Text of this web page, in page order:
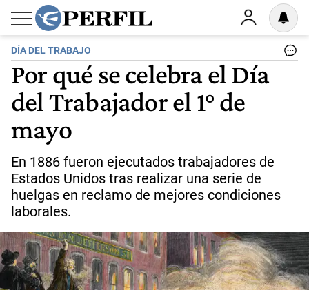
DÍA DEL TRABAJO
Por qué se celebra el Día
del Trabajador el 1° de
mayo
En 1886 fueron ejecutados trabajadores de
Estados Unidos tras realizar una serie de
huelgas en reclamo de mejores condiciones
laborales.